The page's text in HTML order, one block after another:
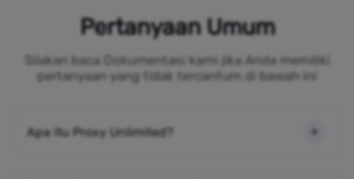
Pertanyaan Umum
Silakan baca Dokumentasi kami jika Anda memiliki
pertanyaan yang tidak tercantum di bawah ini
Apa itu Proxy Unlimited?